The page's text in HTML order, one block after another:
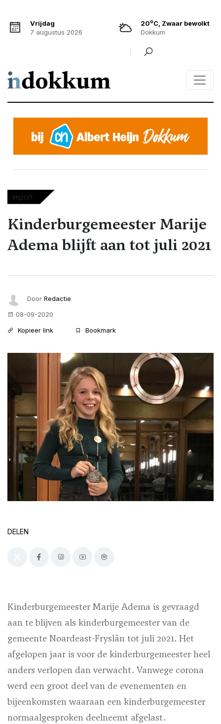
Vrijdag
7 augustus 2026
20oC, Zwaar bewolkt
Dokkum
Import
Kinderburgemeester Marije
Adema blijft aan tot juli 2021
Door Redactie
08-09-2020
Kopieer link
Bookmark
DELEN
Kinderburgemeester Marije Adema is gevraagd
aan te blijven als kinderburgemeester van de
gemeente Noardeast-Fryslân tot juli 2021. Het
afgelopen jaar is voor de kinderburgemeester heel
anders verlopen dan verwacht. Vanwege corona
werd een groot deel van de evenementen en
bijeenkomsten waaraan een kinderburgemeester
normaalgesproken deelneemt afgelast.